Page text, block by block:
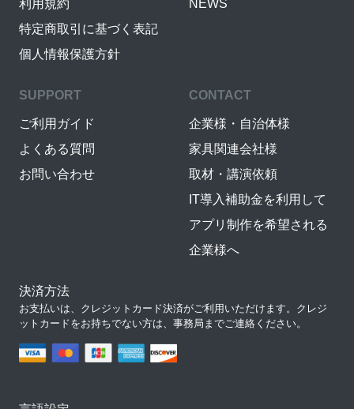
利用規約
特定商取引に基づく表記
個人情報保護方針
NEWS
SUPPORT
ご利用ガイド
よくある質問
お問い合わせ
CONTACT
企業様・自治体様
家具関連会社様
取材・講演依頼
IT導入補助金を利用して
アプリ制作を希望される
企業様へ
決済方法
お支払いは、クレジットカード決済がご利用いただけます。クレジ
ットカードをお持ちでない方は、事務局までご連絡ください。